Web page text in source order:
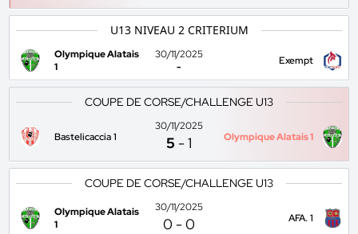
U13 NIVEAU 2 CRITERIUM
Olympique Alatais
1
30/11/2025
-
Exempt
COUPE DE CORSE/CHALLENGE U13
Bastelicaccia 1
30/11/2025
5 -1 Olympique Alatais 1
COUPE DE CORSE/CHALLENGE U13
Olympique Alatais
1
30/11/2025
0 -0 AFA. 1